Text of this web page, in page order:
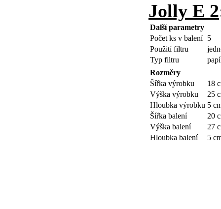
Jolly E 2
Další parametry
Počet ks v balení 5
Použití filtru
Typ filtru
Rozměry
Šířka výrobku
18
Výška výrobku
25
Hloubka výrobku 5
Šířka balení
20
Výška balení
27
Hloubka balení
5